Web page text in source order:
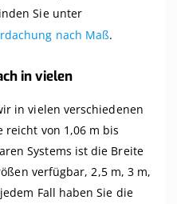
Sie unter
nach Maß.
in vielen
in vielen verschiedenen
reicht von 1,06 m bis
Systems ist die Breite
verfügbar, 2,5 m, 3 m,
Fall haben Sie die